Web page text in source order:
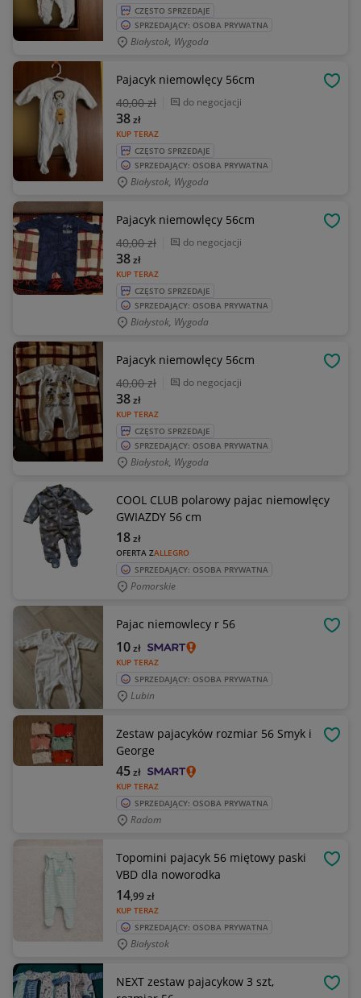
CZĘSTO SPRZEDAJE
SPRZEDAJĄCY: OSOBA PRYWATNA
Białystok, Wygoda
Pajacyk niemowlęcy 56cm
40,00 zł do negocjacji
KUP TERAZ
38zł
CZĘSTO SPRZEDAJE
SPRZEDAJĄCY: OSOBA PRYWATNA
Białystok, Wygoda
Pajacyk niemowlęcy 56cm
40,00 zł do negocjacji
KUP TERAZ
38zł
CZĘSTO SPRZEDAJE
SPRZEDAJĄCY: OSOBA PRYWATNA
Białystok, Wygoda
Pajacyk niemowlęcy 56cm
40,00 zł do negocjacji
KUP TERAZ
38zł
CZĘSTO SPRZEDAJE
SPRZEDAJĄCY: OSOBA PRYWATNA
Białystok, Wygoda
COOL CLUB polarowy pajac niemowlęcy
GWIAZDY 56 cm
OFERTA ZALLEGRO
18zł
SPRZEDAJĄCY: OSOBA PRYWATNA
Pomorskie
Pajac niemowlecy r 56
KUP TERAZ
10zł
SPRZEDAJĄCY: OSOBA PRYWATNA
Lubin
Zestaw pajacyków rozmiar 56 Smyk i
George
KUP TERAZ
45zł
SPRZEDAJĄCY: OSOBA PRYWATNA
Radom
Topomini pajacyk 56 miętowy paski
VBD dla noworodka
KUP TERAZ
14,99zł
SPRZEDAJĄCY: OSOBA PRYWATNA
Białystok
NEXT zestaw pajacykow 3 szt,